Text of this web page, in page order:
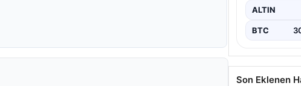
ALTIN
BTC
Son Eklenen